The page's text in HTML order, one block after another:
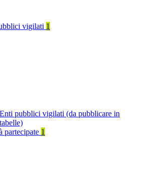
vigilati 1
Enti pubblici vigilati (da pubblicare in
tabelle)
partecipate 1